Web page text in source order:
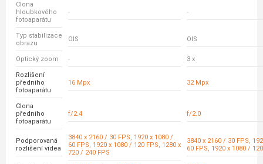
Clona
hloubkového
fotoaparátu
- -
Typ stabilizace
obrazu
OIS OIS
Optický zoom - 3 x
Rozlišení
předního
fotoaparátu
16 Mpx 32 Mpx
Clona
předního
fotoaparátu
f/2.4 f/2.0
Podporovaná
rozlišení videa
3840 x 2160 / 30 FPS, 1920 x 1080 /
60 FPS, 1920 x 1080 / 120 FPS, 1280 x
720 / 240 FPS
3840 x 2160 / 30 FPS,
60 FPS, 1920 x 1080 /